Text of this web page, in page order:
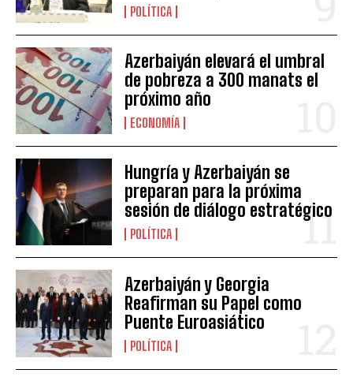
POLÍTICA
Azerbaiyán elevará el umbral
de pobreza a 300 manats el
próximo año
ECONOMÍA
Hungría y Azerbaiyán se
preparan para la próxima
sesión de diálogo estratégico
POLÍTICA
Azerbaiyán y Georgia
Reafirman su Papel como
Puente Euroasiático
POLÍTICA